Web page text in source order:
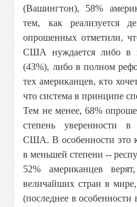
(Вашингтон), 58%
тем, как реализуется
опрошенных отметили,
США нуждается либо в
(43%), либо в полном
тех американцев, кто
что система в принципе
Тем не менее, 68%
степень уверенности
США. В особенности это
в меньшей степени --
52% американцев
величайших стран в
(последнее в